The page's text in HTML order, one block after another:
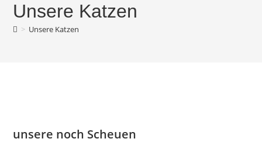
Unsere Katzen
> Unsere Katzen
unsere noch Scheuen